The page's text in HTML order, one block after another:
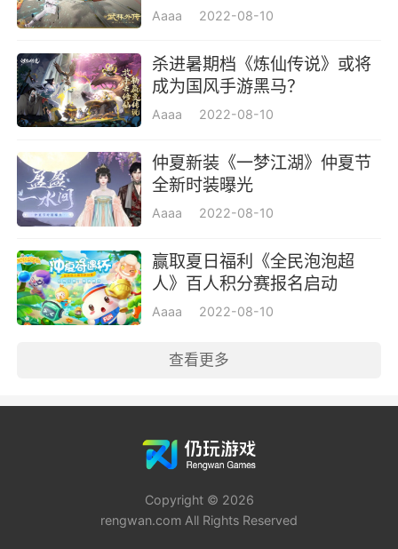
Aaaa 2022-08-10
杀进暑期档《炼仙传说》或将
成为国风手游黑马？
Aaaa 2022-08-10
仲夏新装《一梦江湖》仲夏节
全新时装曝光
Aaaa 2022-08-10
赢取夏日福利《全民泡泡超
人》百人积分赛报名启动
Aaaa 2022-08-10
查看更多
Copyright © 2026
rengwan.com All Rights Reserved